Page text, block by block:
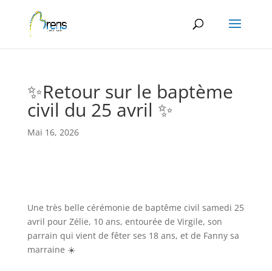
✨Retour sur le baptème
civil du 25 avril ✨
Mai 16, 2026
Une très belle cérémonie de baptême civil samedi 25
avril pour Zélie, 10 ans, entourée de Virgile, son
parrain qui vient de fêter ses 18 ans, et de Fanny sa
marraine ☀️